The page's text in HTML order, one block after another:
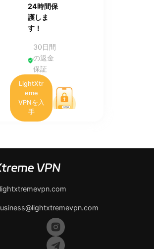
24時間保
護しま
す！
30日間
の返金
保証
LightXtr
eme
VPNを入
手